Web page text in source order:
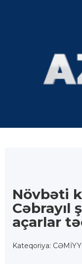
Növbəti
Cəbrayıl
açarlar
Kateqoriya: